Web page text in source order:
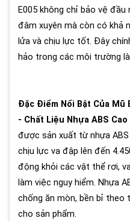
E005 không chỉ bảo vệ
đâm xuyên mà còn có khả
lửa và chịu lực tốt. Đây
hảo trong các môi trường
Đặc Điểm Nổi Bật Của Mũ
- Chất Liệu Nhựa ABS Cao
được sản xuất từ nhựa
chịu lực va đập lên đến
động khỏi các vật thể rơi,
làm việc nguy hiểm. Nhựa
chống ăn mòn, bền bỉ theo
cho sản phẩm.